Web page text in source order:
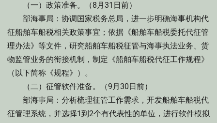
（一）政策准备。（8月31日前）
部海事局：协调国家税务总局，进一步明确海事机构代
征船舶车船税相关政策事宜；依据《船舶车船税委托代征管
理办法》等文件，研究船舶车船税征管与海事执法业务、货
物监管业务的衔接机制，制定《船舶车船税代征工作规程》
（以下简称《规程》）。
（二）征管软件准备。（9月30日前）
部海事局：分析梳理征管工作需求，开发船舶车船税代
征管理系统，并选择1到2个有代表性的单位，进行软件模拟